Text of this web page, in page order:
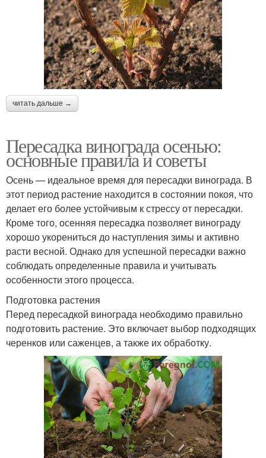
читать дальше →
Пересадка винограда осенью:
основные правила и советы
Осень — идеальное время для пересадки винограда. В
этот период растение находится в состоянии покоя, что
делает его более устойчивым к стрессу от пересадки.
Кроме того, осенняя пересадка позволяет винограду
хорошо укорениться до наступления зимы и активно
расти весной. Однако для успешной пересадки важно
соблюдать определенные правила и учитывать
особенности этого процесса.
Подготовка растения
Перед пересадкой винограда необходимо правильно
подготовить растение. Это включает выбор подходящих
черенков или саженцев, а также их обработку.